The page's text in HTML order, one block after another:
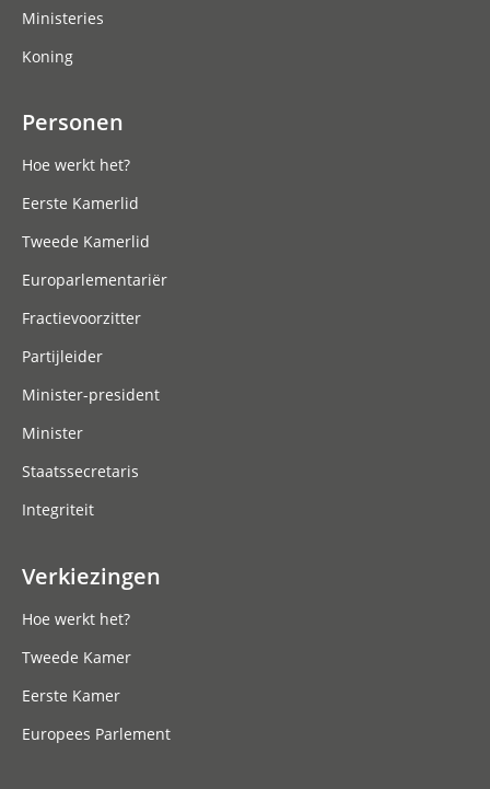
Ministeries
Koning
Personen
Hoe werkt het?
Eerste Kamerlid
Tweede Kamerlid
Europarlementariër
Fractievoorzitter
Partijleider
Minister-president
Minister
Staatssecretaris
Integriteit
Verkiezingen
Hoe werkt het?
Tweede Kamer
Eerste Kamer
Europees Parlement